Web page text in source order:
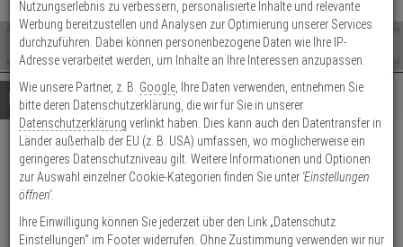
Ergebnisse ()
Fertig
Shop
durchsuchen
Bitte
geben
Sie
mindestens
Zeichen
ein,
um
Suche
Es
wurde
noch
Kategorien
Suche
gestartet
Details Beratung
8-Zonen Drahterweiterung für
Terxon MX Zentrale
Produktmerkmale
Nutzungserlebnis zu verbessern, personalisierte Inhalte und relevante
Werbung bereitzustellen und Analysen zur Optimierung unserer Services
durchzuführen. Dabei können personenbezogene Daten wie Ihre IP-
Adresse verarbeitet werden, um Inhalte an Ihre Interessen anzupassen.
Wie unsere Partner, z. B. Google , Ihre Daten verwenden, entnehmen Sie
bitte deren Datenschutzerklärung, die wir für Sie in unserer
Datenschutzerklärung verlinkt haben. Dies kann auch den Datentransfer in
Länder außerhalb der EU (z. B. USA) umfassen, wo möglicherweise ein
geringeres Datenschutzniveau gilt. Weitere Informationen und Optionen
zur Auswahl einzelner Cookie-Kategorien finden Sie unter 'Einstellungen
öffnen'.
Ihre Einwilligung können Sie jederzeit über den Link „Datenschutz
Einstellungen“ im Footer widerrufen. Ohne Zustimmung verwenden wir nur